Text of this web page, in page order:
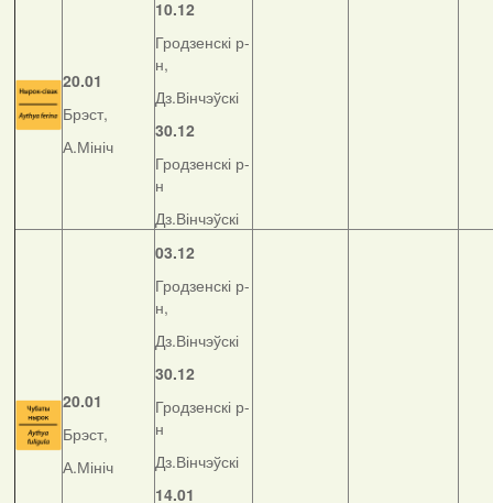
20.01
Брэст,
А.Мініч
10.12
Гродзенскі р-
н,
Дз.Вінчэўскі
30.12
Гродзенскі р-
н
Дз.Вінчэўскі
20.01
Брэст,
А.Мініч
03.12
Гродзенскі р-
н,
Дз.Вінчэўскі
30.12
Гродзенскі р-
н
Дз.Вінчэўскі
14.01